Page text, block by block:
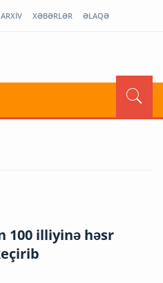
ARXİV XƏBƏRLƏR ƏLAQƏ
100 illiyinə həsr